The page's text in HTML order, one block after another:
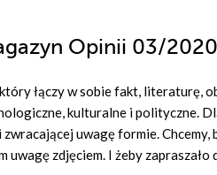
Opinii 03/2020
łączy w sobie fakt, literaturę,
kulturalne i polityczne.
uwagę formie. Chcemy,
zdjęciem. I żeby zapraszało